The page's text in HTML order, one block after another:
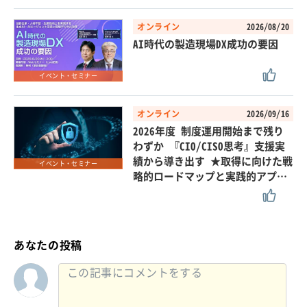
イベント・セミナー
オンライン 2026/08/20
AI時代の製造現場DX成功の要因
イベント・セミナー
オンライン 2026/09/16
2026年度 制度運用開始まで残り
わずか 『CIO/CISO思考』支援実
績から導き出す ★取得に向けた戦
略的ロードマップと実践的アプ…
あなたの投稿